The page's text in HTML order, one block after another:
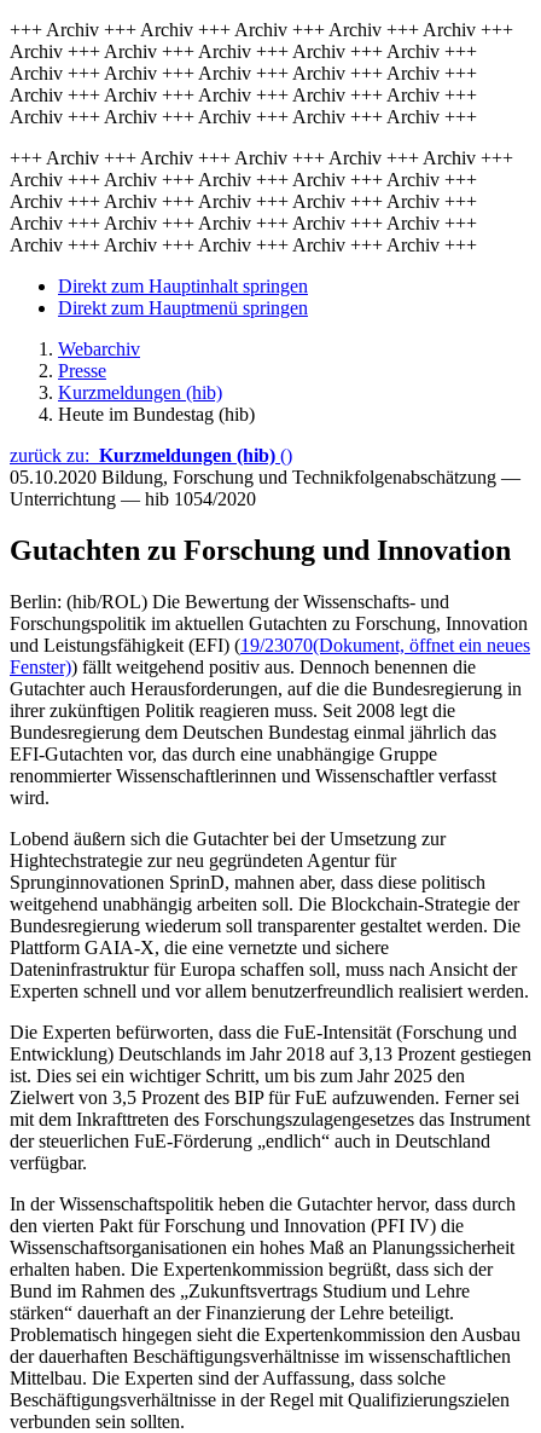
+++ Archiv +++ Archiv +++ Archiv +++ Archiv +++ Archiv +++
Archiv +++ Archiv +++ Archiv +++ Archiv +++ Archiv +++
Archiv +++ Archiv +++ Archiv +++ Archiv +++ Archiv +++
Archiv +++ Archiv +++ Archiv +++ Archiv +++ Archiv +++
Archiv +++ Archiv +++ Archiv +++ Archiv +++ Archiv +++
+++ Archiv +++ Archiv +++ Archiv +++ Archiv +++ Archiv +++
Archiv +++ Archiv +++ Archiv +++ Archiv +++ Archiv +++
Archiv +++ Archiv +++ Archiv +++ Archiv +++ Archiv +++
Archiv +++ Archiv +++ Archiv +++ Archiv +++ Archiv +++
Archiv +++ Archiv +++ Archiv +++ Archiv +++ Archiv +++
Direkt zum Hauptinhalt springen
Direkt zum Hauptmenü springen
Webarchiv
Presse
Kurzmeldungen (hib)
Heute im Bundestag (hib)
zurück zu: Kurzmeldungen (hib) ()
05.10.2020 Bildung, Forschung und Technikfolgenabschätzung —
Unterrichtung — hib 1054/2020
Gutachten zu Forschung und Innovation
Berlin: (hib/ROL) Die Bewertung der Wissenschafts- und
Forschungspolitik im aktuellen Gutachten zu Forschung, Innovation
und Leistungsfähigkeit (EFI) (19/23070(Dokument, öffnet ein neues
Fenster)) fällt weitgehend positiv aus. Dennoch benennen die
Gutachter auch Herausforderungen, auf die die Bundesregierung in
ihrer zukünftigen Politik reagieren muss. Seit 2008 legt die
Bundesregierung dem Deutschen Bundestag einmal jährlich das
EFI-Gutachten vor, das durch eine unabhängige Gruppe
renommierter Wissenschaftlerinnen und Wissenschaftler verfasst
wird.
Lobend äußern sich die Gutachter bei der Umsetzung zur
Hightechstrategie zur neu gegründeten Agentur für
Sprunginnovationen SprinD, mahnen aber, dass diese politisch
weitgehend unabhängig arbeiten soll. Die Blockchain-Strategie der
Bundesregierung wiederum soll transparenter gestaltet werden. Die
Plattform GAIA-X, die eine vernetzte und sichere
Dateninfrastruktur für Europa schaffen soll, muss nach Ansicht der
Experten schnell und vor allem benutzerfreundlich realisiert werden.
Die Experten befürworten, dass die FuE-Intensität (Forschung und
Entwicklung) Deutschlands im Jahr 2018 auf 3,13 Prozent gestiegen
ist. Dies sei ein wichtiger Schritt, um bis zum Jahr 2025 den
Zielwert von 3,5 Prozent des BIP für FuE aufzuwenden. Ferner sei
mit dem Inkrafttreten des Forschungszulagengesetzes das Instrument
der steuerlichen FuE-Förderung „endlich“ auch in Deutschland
verfügbar.
In der Wissenschaftspolitik heben die Gutachter hervor, dass durch
den vierten Pakt für Forschung und Innovation (PFI IV) die
Wissenschaftsorganisationen ein hohes Maß an Planungssicherheit
erhalten haben. Die Expertenkommission begrüßt, dass sich der
Bund im Rahmen des „Zukunftsvertrags Studium und Lehre
stärken“ dauerhaft an der Finanzierung der Lehre beteiligt.
Problematisch hingegen sieht die Expertenkommission den Ausbau
der dauerhaften Beschäftigungsverhältnisse im wissenschaftlichen
Mittelbau. Die Experten sind der Auffassung, dass solche
Beschäftigungsverhältnisse in der Regel mit Qualifizierungszielen
verbunden sein sollten.